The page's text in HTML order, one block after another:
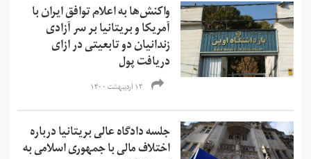
واکنش‌ها به اعلام توافق ایران با
آمریکا و بریتانیا بر سر آزادی
زندانیان دو تابعیتی در ازای
دریافت پول
۱۳ اردیبهشت ۱۴۰۰
جلسه دادگاه عالی بریتانیا درباره
اختلاف مالی با جمهوری اسلامی به